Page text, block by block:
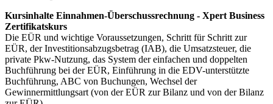
Kursinhalte Einnahmen-Überschussrechnung - Xpert Business
Zertifikatskurs
Die EÜR und wichtige Voraussetzungen, Schritt für Schritt zur
EÜR, der Investitionsabzugsbetrag (IAB), die Umsatzsteuer, die
private Pkw-Nutzung, das System der einfachen und doppelten
Buchführung bei der EÜR, Einführung in die EDV-unterstützte
Buchführung, ABC von Buchungen, Wechsel der
Gewinnermittlungsart (von der EÜR zur Bilanz und von der Bilanz